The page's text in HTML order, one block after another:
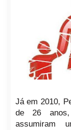
Já em 2010,
de 26 anos,
assumiram